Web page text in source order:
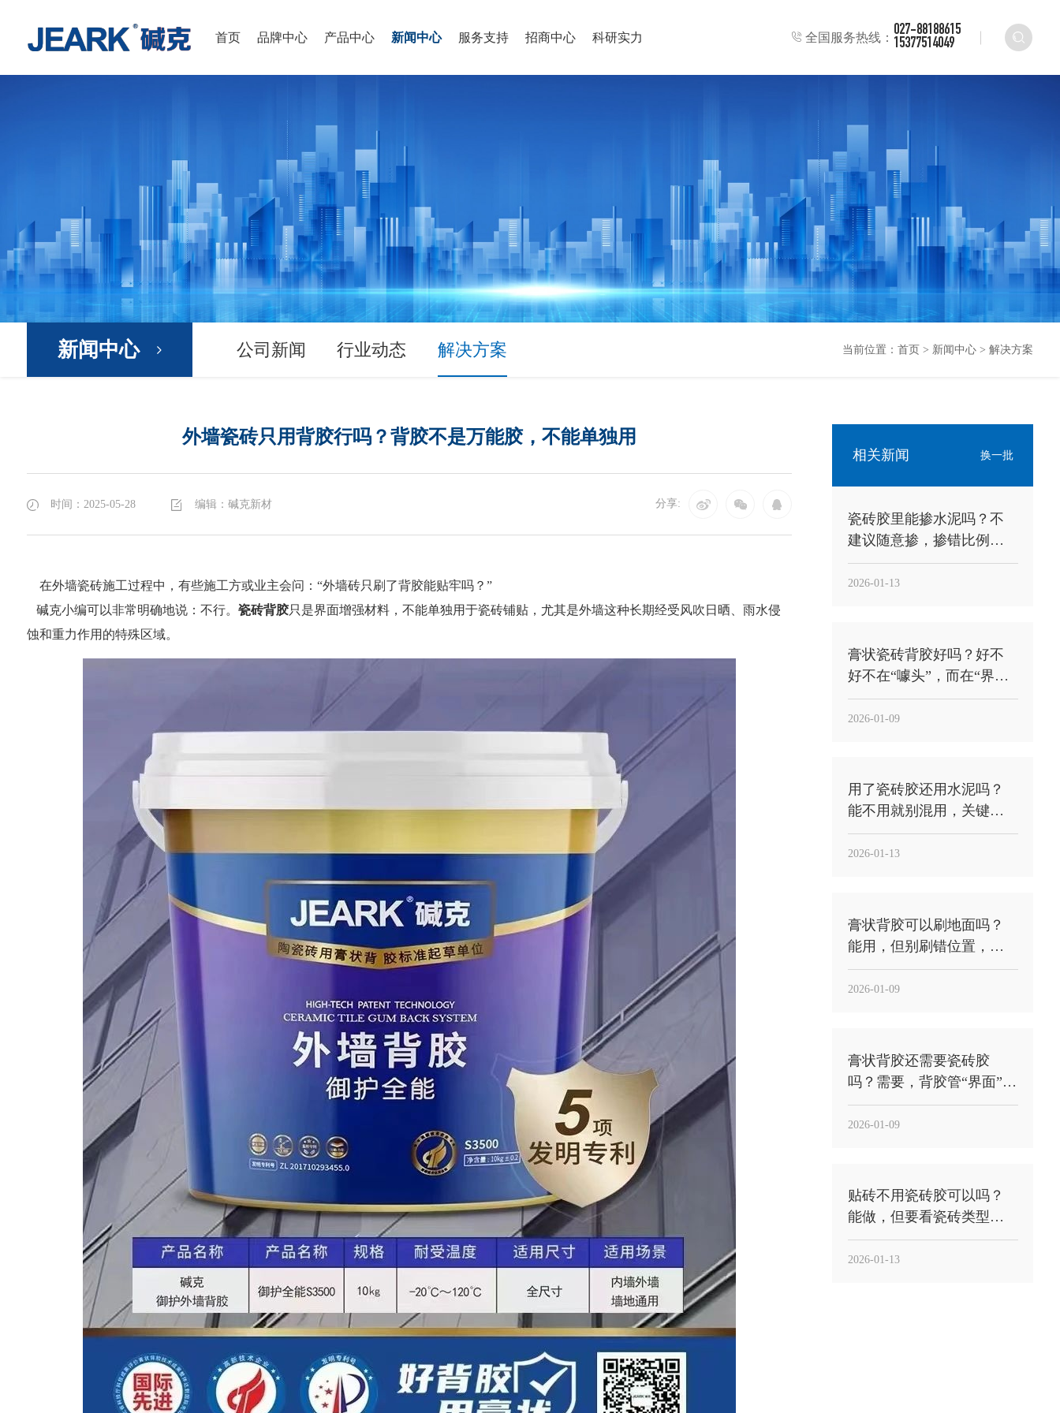
首页 品牌中心 产品中心 新闻中心 服务支持 招商中心 科研实力 全国服务热线： 027-88188615
15377514049
新闻中心 公司新闻 行业动态 解决方案 当前位置：首页 > 新闻中心 >解决方案
外墙瓷砖只用背胶行吗？背胶不是万能胶，不能单独用
时间：2025-05-28 编辑：碱克新材 分享:
在外墙瓷砖施工过程中，有些施工方或业主会问：“外墙砖只刷了背胶能贴牢吗？”
碱克小编可以非常明确地说：不行。 瓷砖背胶只是界面增强材料，不能单独用于瓷砖铺贴，尤其是外墙这种长期经受风吹日晒、雨水侵
蚀和重力作用的特殊区域。
相关新闻 换一批
瓷砖胶里能掺水泥吗？不
建议随意掺，掺错比例反
而更容易空鼓
2026-01-13
膏状瓷砖背胶好吗？好不
好不在“噱头”，而在“界面
稳定性”能不能落到工地
2026-01-09
用了瓷砖胶还用水泥吗？
能不用就别混用，关键
看“工法”与“用途”
2026-01-13
膏状背胶可以刷地面吗？
能用，但别刷错位置，关
键是“刷砖背”不是“刷地面
基层”
2026-01-09
膏状背胶还需要瓷砖胶
吗？需要，背胶管“界面”，
瓷砖胶管“承托粘结”
2026-01-09
贴砖不用瓷砖胶可以吗？
能做，但要看瓷砖类型和
工况，别把“能贴”当“能稳”
2026-01-13